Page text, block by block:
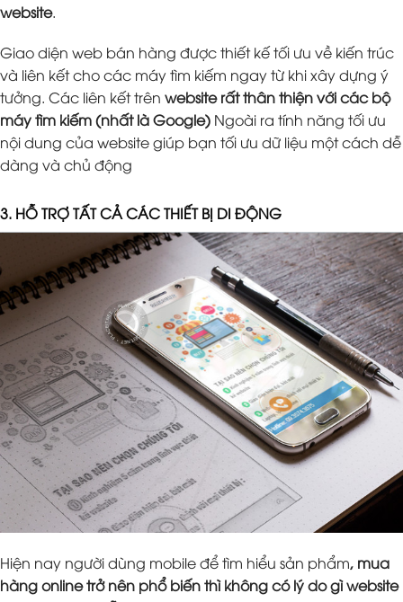
website.
Giao diện web bán hàng được thiết kế tối ưu về kiến trúc
và liên kết cho các máy tìm kiếm ngay từ khi xây dựng ý
tưởng. Các liên kết trên website rất thân thiện với các bộ
máy tìm kiếm (nhất là Google) Ngoài ra tính năng tối ưu
nội dung của website giúp bạn tối ưu dữ liệu một cách dễ
dàng và chủ động
3. HỖ TRỢ TẤT CẢ CÁC THIẾT BỊ DI ĐỘNG
Hiện nay người dùng mobile để tìm hiểu sản phẩm, mua
hàng online trở nên phổ biến thì không có lý do gì website